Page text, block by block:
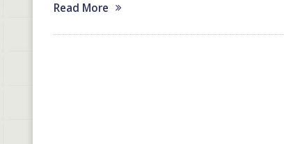
Read More